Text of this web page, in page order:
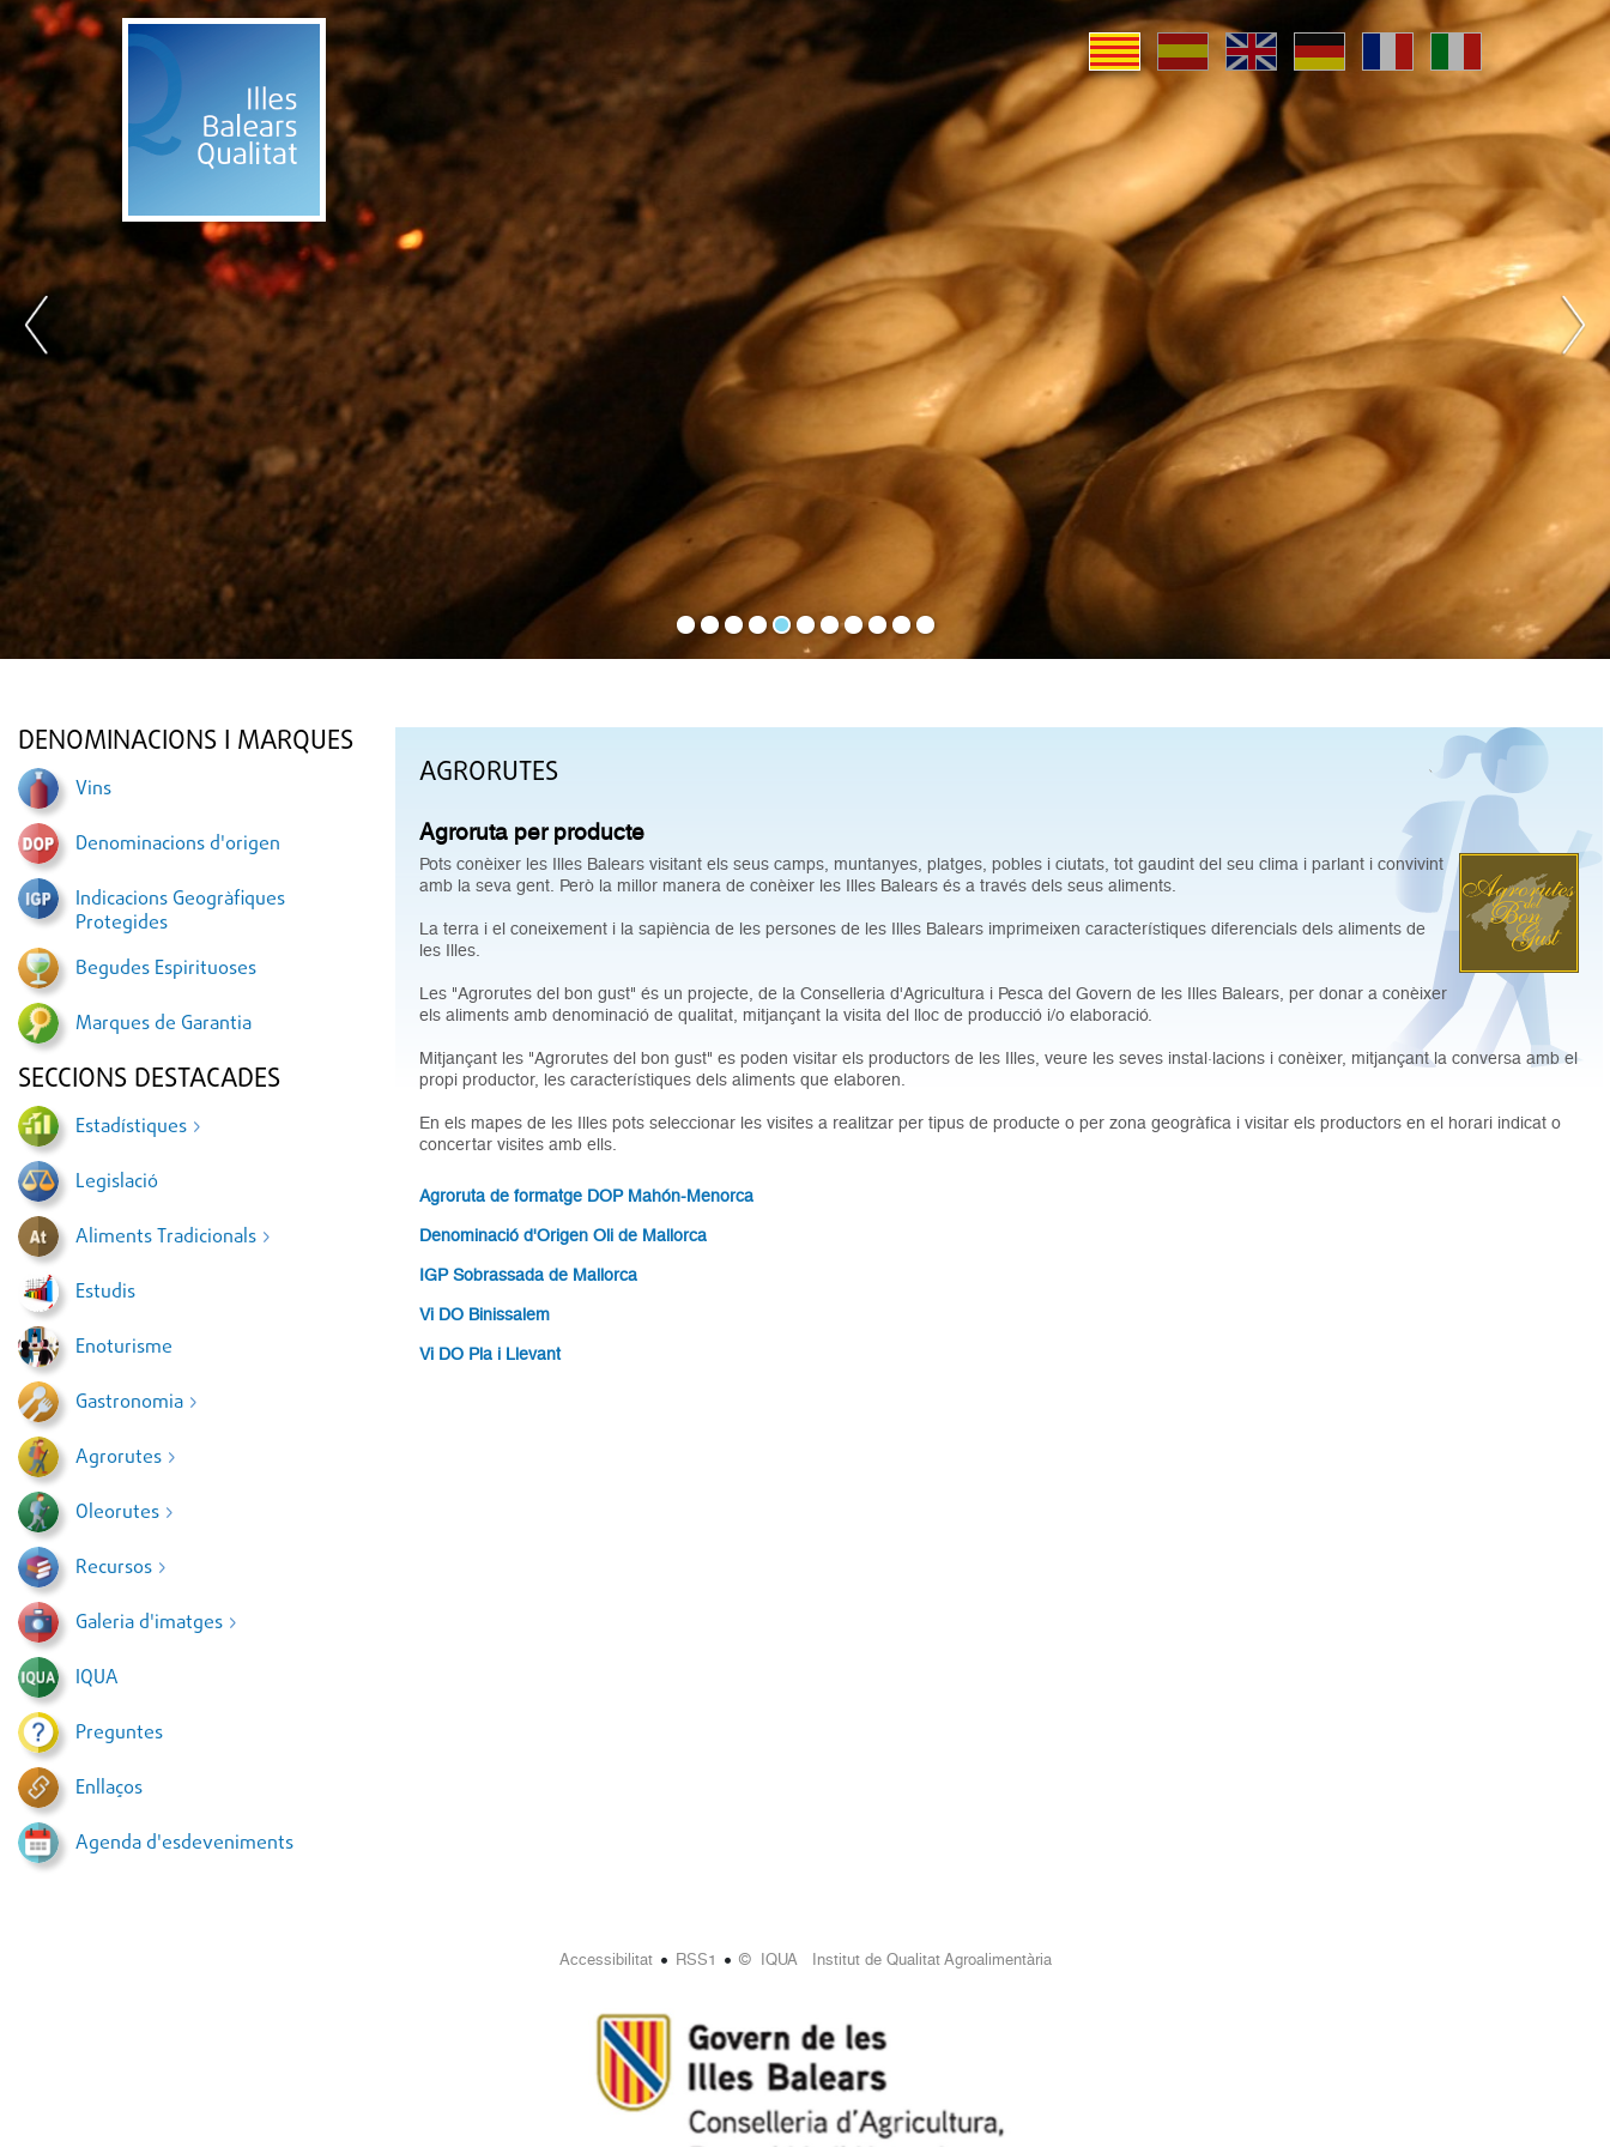
DENOMINACIONS I MARQUES
Vins
Denominacions d'origen
Indicacions Geogràfiques
Protegides
Begudes Espirituoses
Marques de Garantia
SECCIONS DESTACADES
Estadístiques
Legislació
Aliments Tradicionals
Estudis
Enoturisme
Gastronomia
Agrorutes
Oleorutes
Recursos
Galeria d'imatges
IQUA
Preguntes
Enllaços
Agenda d'esdeveniments
AGRORUTES
Agroruta per producte
Pots conèixer les Illes Balears visitant els seus camps, muntanyes, platges, pobles i ciutats, tot gaudint del seu clima i parlant i convivint
amb la seva gent. Però la millor manera de conèixer les Illes Balears és a través dels seus aliments.
La terra i el coneixement i la sapiència de les persones de les Illes Balears imprimeixen característiques diferencials dels aliments de
les Illes.
Les "Agrorutes del bon gust" és un projecte, de la Conselleria d'Agricultura i Pesca del Govern de les Illes Balears, per donar a conèixer
els aliments amb denominació de qualitat, mitjançant la visita del lloc de producció i/o elaboració.
Mitjançant les "Agrorutes del bon gust" es poden visitar els productors de les Illes, veure les seves instal·lacions i conèixer, mitjançant la conversa amb el
propi productor, les característiques dels aliments que elaboren.
En els mapes de les Illes pots seleccionar les visites a realitzar per tipus de producte o per zona geogràfica i visitar els productors en el horari indicat o
concertar visites amb ells.
Agroruta de formatge DOP Mahón-Menorca
Denominació d'Origen Oli de Mallorca
IGP Sobrassada de Mallorca
Vi DO Binissalem
Vi DO Pla i Llevant
Accessibilitat• RSS1 • © IQUA Institut de Qualitat Agroalimentària